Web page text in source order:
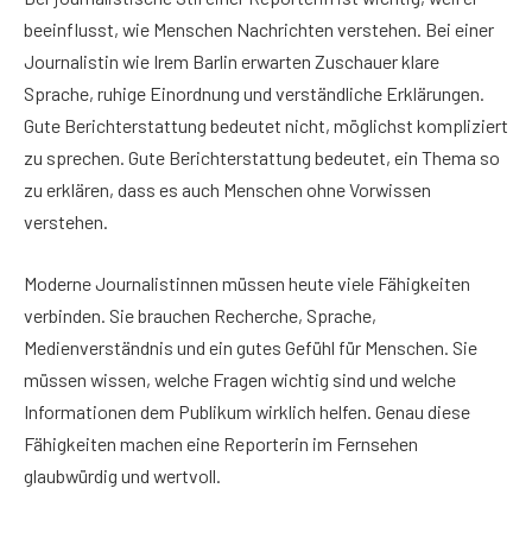
beeinflusst, wie Menschen Nachrichten verstehen. Bei einer
Journalistin wie Irem Barlin erwarten Zuschauer klare
Sprache, ruhige Einordnung und verständliche Erklärungen.
Gute Berichterstattung bedeutet nicht, möglichst kompliziert
zu sprechen. Gute Berichterstattung bedeutet, ein Thema so
zu erklären, dass es auch Menschen ohne Vorwissen
verstehen.
Moderne Journalistinnen müssen heute viele Fähigkeiten
verbinden. Sie brauchen Recherche, Sprache,
Medienverständnis und ein gutes Gefühl für Menschen. Sie
müssen wissen, welche Fragen wichtig sind und welche
Informationen dem Publikum wirklich helfen. Genau diese
Fähigkeiten machen eine Reporterin im Fernsehen
glaubwürdig und wertvoll.